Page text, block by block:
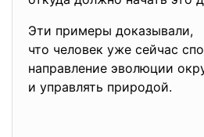
Эти примеры доказывали,
что человек уже сейчас
направление эволюции
и управлять природой.